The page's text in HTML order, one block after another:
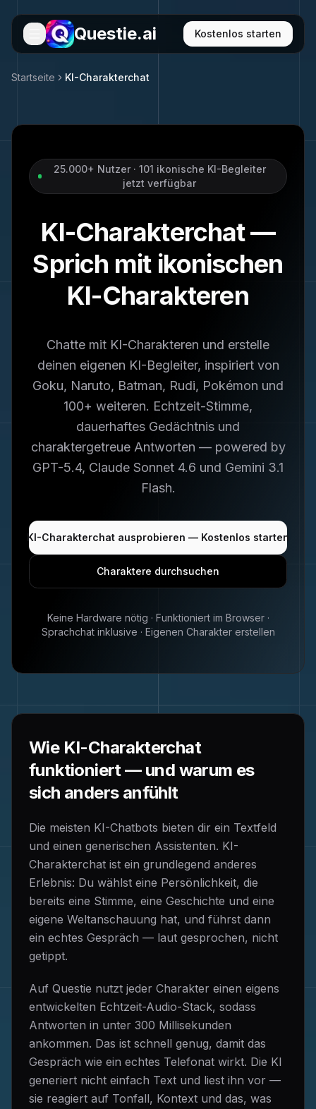
Questie.ai Kostenlos starten
Startseite KI-Charakterchat
25.000+ Nutzer · 101 ikonische KI-Begleiter
jetzt verfügbar
KI-Charakterchat —
Sprich mit ikonischen
KI-Charakteren
Chatte mit KI-Charakteren und erstelle
deinen eigenen KI-Begleiter, inspiriert von
Goku, Naruto, Batman, Rudi, Pokémon und
100+ weiteren. Echtzeit-Stimme,
dauerhaftes Gedächtnis und
charaktergetreue Antworten — powered by
GPT-5.4, Claude Sonnet 4.6 und Gemini 3.1
Flash.
KI-Charakterchat ausprobieren — Kostenlos starten
Charaktere durchsuchen
Keine Hardware nötig · Funktioniert im Browser ·
Sprachchat inklusive · Eigenen Charakter erstellen
Wie KI-Charakterchat
funktioniert — und warum es
sich anders anfühlt
Die meisten KI-Chatbots bieten dir ein Textfeld
und einen generischen Assistenten. KI-
Charakterchat ist ein grundlegend anderes
Erlebnis: Du wählst eine Persönlichkeit, die
bereits eine Stimme, eine Geschichte und eine
eigene Weltanschauung hat, und führst dann
ein echtes Gespräch — laut gesprochen, nicht
getippt.
Auf Questie nutzt jeder Charakter einen eigens
entwickelten Echtzeit-Audio-Stack, sodass
Antworten in unter 300 Millisekunden
ankommen. Das ist schnell genug, damit das
Gespräch wie ein echtes Telefonat wirkt. Die KI
generiert nicht einfach Text und liest ihn vor —
sie reagiert auf Tonfall, Kontext und das, was